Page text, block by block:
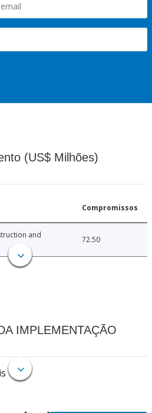
(US$ Milhões)
Compromissos
and
72.50
IMPLEMENTAÇÃO